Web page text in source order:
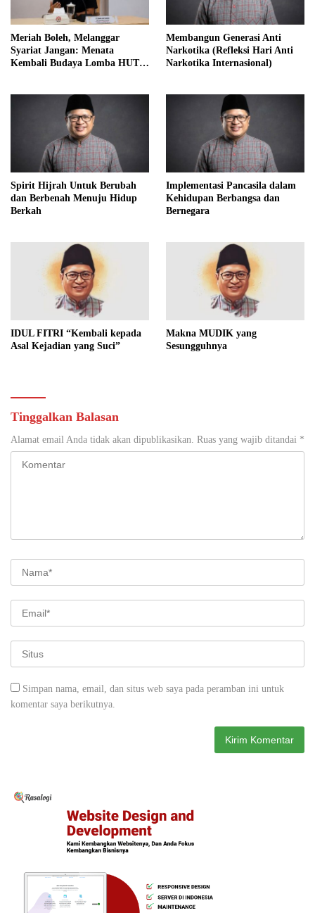
Meriah Boleh, Melanggar
Syariat Jangan: Menata
Kembali Budaya Lomba HUT
Membangun Generasi Anti
Narkotika (Refleksi Hari Anti
Narkotika Internasional)
Spirit Hijrah Untuk Berubah
dan Berbenah Menuju Hidup
Berkah
Implementasi Pancasila dalam
Kehidupan Berbangsa dan
Bernegara
IDUL FITRI “Kembali kepada
Asal Kejadian yang Suci”
Makna MUDIK yang
Sesungguhnya
Tinggalkan Balasan
Alamat email Anda tidak akan dipublikasikan. Ruas yang wajib ditandai *
Simpan nama, email, dan situs web saya pada peramban ini untuk
komentar saya berikutnya.